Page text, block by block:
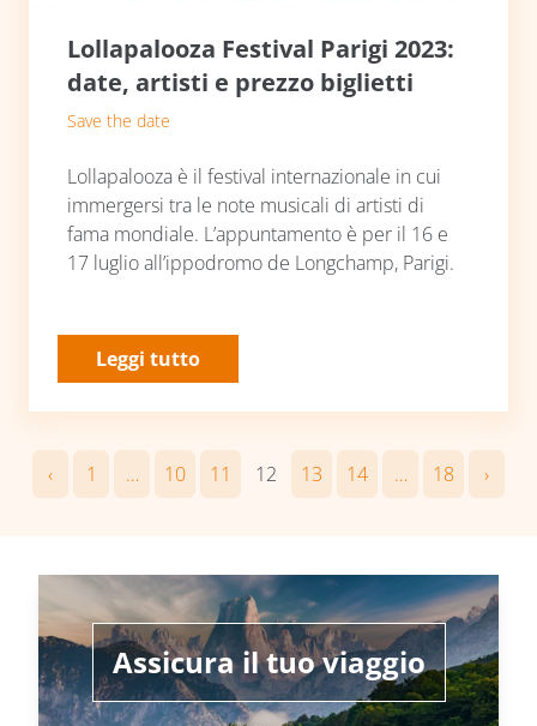
Lollapalooza Festival Parigi 2023:
date, artisti e prezzo biglietti
Save the date
Lollapalooza è il festival internazionale in cui
immergersi tra le note musicali di artisti di
fama mondiale. L’appuntamento è per il 16 e
17 luglio all’ippodromo de Longchamp, Parigi.
Leggi tutto
‹ 1 … 10 11 12 13 14 … 18 ›
Assicura il tuo viaggio